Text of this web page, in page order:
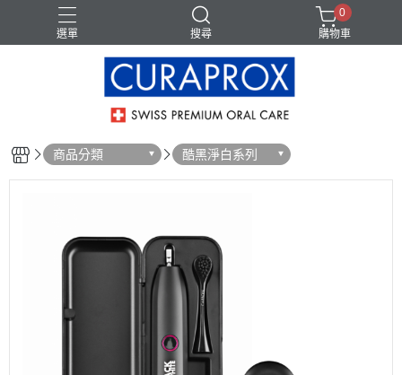
選單 搜尋
0
購物車
商品分類 酷黑淨白系列